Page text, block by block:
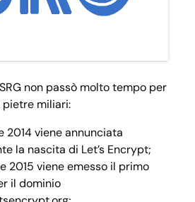
non passò molto tempo per
miliari:
2014 viene annunciata
la nascita di Let’s Encrypt;
2015 viene emesso il primo
il dominio